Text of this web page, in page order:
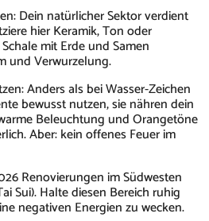
Dein natürlicher Sektor verdient
hier Keramik, Ton oder
mit Erde und Samen
und Verwurzelung.
Anders als bei Wasser-Zeichen
bewusst nutzen, sie nähren dein
Beleuchtung und Orangetöne
Aber: kein offenes Feuer im
Renovierungen im Südwesten
Sui). Halte diesen Bereich ruhig
negativen Energien zu wecken.